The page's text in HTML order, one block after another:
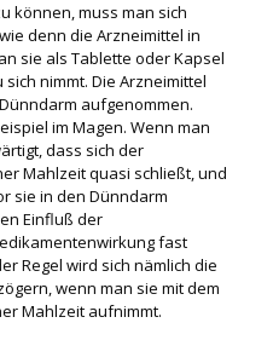
können, muss man sich
denn die Arzneimittel in
sie als Tablette oder Kapsel
nimmt. Die Arzneimittel
aufgenommen.
im Magen. Wenn man
dass sich der
Mahlzeit quasi schließt, und
sie in den Dünndarm
Einfluß der
fast
Regel wird sich nämlich die
wenn man sie mit dem
Mahlzeit aufnimmt.